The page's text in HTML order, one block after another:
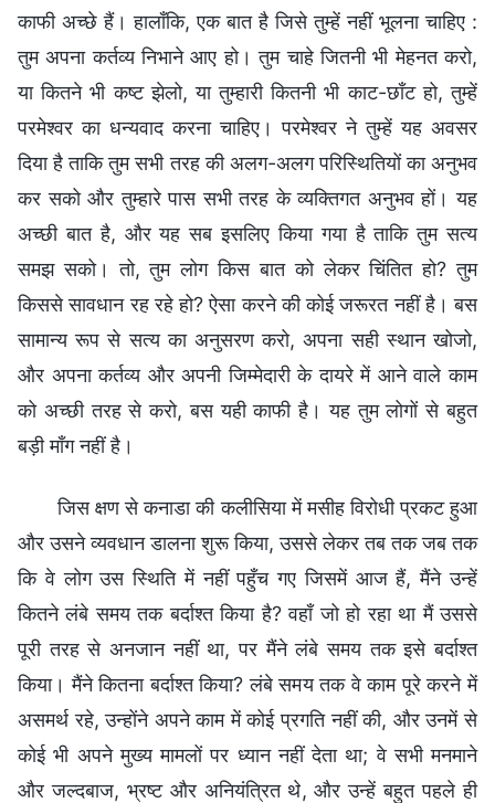
काफी अच्छे हैं। हालाँकि, एक बात है जिसे तुम्हें नहीं भूलना चाहिए :
तुम अपना कर्तव्य निभाने आए हो। तुम चाहे जितनी भी मेहनत करो,
या कितने भी कष्ट झेलो, या तुम्हारी कितनी भी काट-छाँट हो, तुम्हें
परमेश्वर का धन्यवाद करना चाहिए। परमेश्वर ने तुम्हें यह अवसर
दिया है ताकि तुम सभी तरह की अलग-अलग परिस्थितियों का अनुभव
कर सको और तुम्हारे पास सभी तरह के व्यक्तिगत अनुभव हों। यह
अच्छी बात है, और यह सब इसलिए किया गया है ताकि तुम सत्य
समझ सको। तो, तुम लोग किस बात को लेकर चिंतित हो? तुम
किससे सावधान रह रहे हो? ऐसा करने की कोई जरूरत नहीं है। बस
सामान्य रूप से सत्य का अनुसरण करो, अपना सही स्थान खोजो,
और अपना कर्तव्य और अपनी जिम्मेदारी के दायरे में आने वाले काम
को अच्छी तरह से करो, बस यही काफी है। यह तुम लोगों से बहुत
बड़ी माँग नहीं है।
जिस क्षण से कनाडा की कलीसिया में मसीह विरोधी प्रकट हुआ
और उसने व्यवधान डालना शुरू किया, उससे लेकर तब तक जब तक
कि वे लोग उस स्थिति में नहीं पहुँच गए जिसमें आज हैं, मैंने उन्हें
कितने लंबे समय तक बर्दाश्त किया है? वहाँ जो हो रहा था मैं उससे
पूरी तरह से अनजान नहीं था, पर मैंने लंबे समय तक इसे बर्दाश्त
किया। मैंने कितना बर्दाश्त किया? लंबे समय तक वे काम पूरे करने में
असमर्थ रहे, उन्होंने अपने काम में कोई प्रगति नहीं की, और उनमें से
कोई भी अपने मुख्य मामलों पर ध्यान नहीं देता था; वे सभी मनमाने
और जल्दबाज, भ्रष्ट और अनियंत्रित थे, और उन्हें बहुत पहले ही